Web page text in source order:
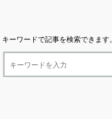
キーワードで記事を検索できます。